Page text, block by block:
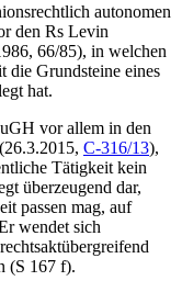
autonomen
den Rs Levin
66/85), in welchen
Grundsteine eines
hat.
vor allem in den
(26.3.2015, C-316/13),
Tätigkeit kein
überzeugend dar,
passen mag, auf
wendet sich
(S 167 f).